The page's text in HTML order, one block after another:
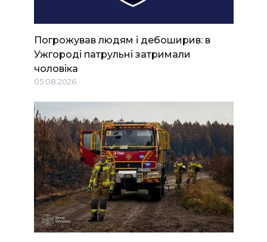
Погрожував людям і дебоширив: в
Ужгороді патрульні затримали
чоловіка
05.08.2026